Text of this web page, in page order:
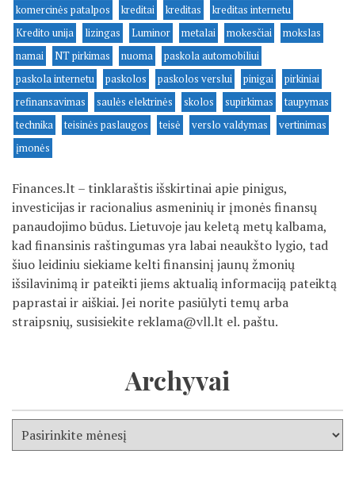
komercinės patalpos
kreditai kreditas
kreditas internetu
Kredito unija
lizingas Luminor metalai mokesčiai
mokslas
namai
NT pirkimas nuoma
paskola automobiliui
paskola internetu
paskolos paskolos verslui pinigai
pirkiniai
refinansavimas
saulės elektrinės skolos supirkimas
taupymas
technika
teisinės paslaugos teisė verslo valdymas
vertinimas
įmonės
Finances.lt – tinklaraštis išskirtinai apie pinigus,
investicijas ir racionalius asmeninių ir įmonės finansų
panaudojimo būdus. Lietuvoje jau keletą metų kalbama,
kad finansinis raštingumas yra labai neaukšto lygio, tad
šiuo leidiniu siekiame kelti finansinį jaunų žmonių
išsilavinimą ir pateikti jiems aktualią informaciją pateiktą
paprastai ir aiškiai. Jei norite pasiūlyti temų arba
straipsnių, susisiekite reklama@vll.lt el. paštu.
Archyvai